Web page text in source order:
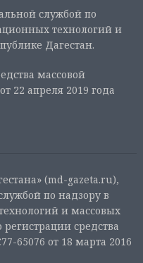
службой по
технологий и
Дагестан.
массовой
22 апреля 2019 года
(md-gazeta.ru),
по надзору в
и массовых
средства
65076 от 18 марта 2016